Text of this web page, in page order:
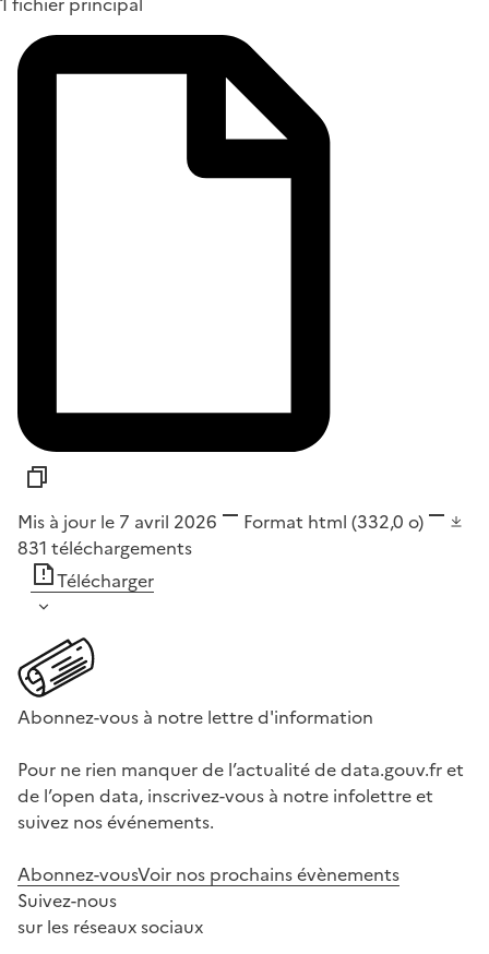
Mis à jour le 7 avril 2026 Format html (332,0 o)
831 téléchargements
Télécharger
Abonnez-vous à notre lettre d'information
Pour ne rien manquer de l’actualité de data.gouv.fr et
de l’open data, inscrivez-vous à notre infolettre et
suivez nos événements.
Abonnez-vousVoir nos prochains évènements
Suivez-nous
sur les réseaux sociaux